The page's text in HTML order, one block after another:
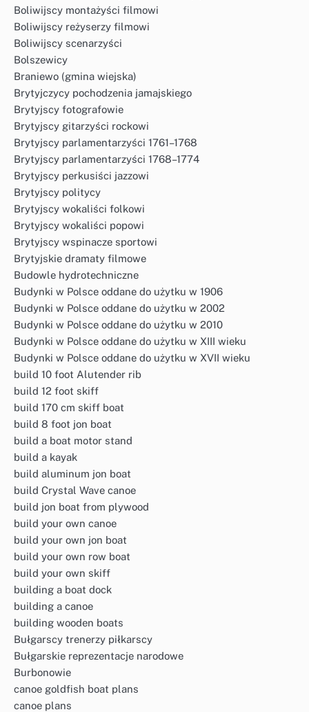
Boliwijscy montażyści filmowi
Boliwijscy reżyserzy filmowi
Boliwijscy scenarzyści
Bolszewicy
Braniewo (gmina wiejska)
Brytyjczycy pochodzenia jamajskiego
Brytyjscy fotografowie
Brytyjscy gitarzyści rockowi
Brytyjscy parlamentarzyści 1761–1768
Brytyjscy parlamentarzyści 1768–1774
Brytyjscy perkusiści jazzowi
Brytyjscy politycy
Brytyjscy wokaliści folkowi
Brytyjscy wokaliści popowi
Brytyjscy wspinacze sportowi
Brytyjskie dramaty filmowe
Budowle hydrotechniczne
Budynki w Polsce oddane do użytku w 1906
Budynki w Polsce oddane do użytku w 2002
Budynki w Polsce oddane do użytku w 2010
Budynki w Polsce oddane do użytku w XIII wieku
Budynki w Polsce oddane do użytku w XVII wieku
build 10 foot Alutender rib
build 12 foot skiff
build 170 cm skiff boat
build 8 foot jon boat
build a boat motor stand
build a kayak
build aluminum jon boat
build Crystal Wave canoe
build jon boat from plywood
build your own canoe
build your own jon boat
build your own row boat
build your own skiff
building a boat dock
building a canoe
building wooden boats
Bułgarscy trenerzy piłkarscy
Bułgarskie reprezentacje narodowe
Burbonowie
canoe goldfish boat plans
canoe plans